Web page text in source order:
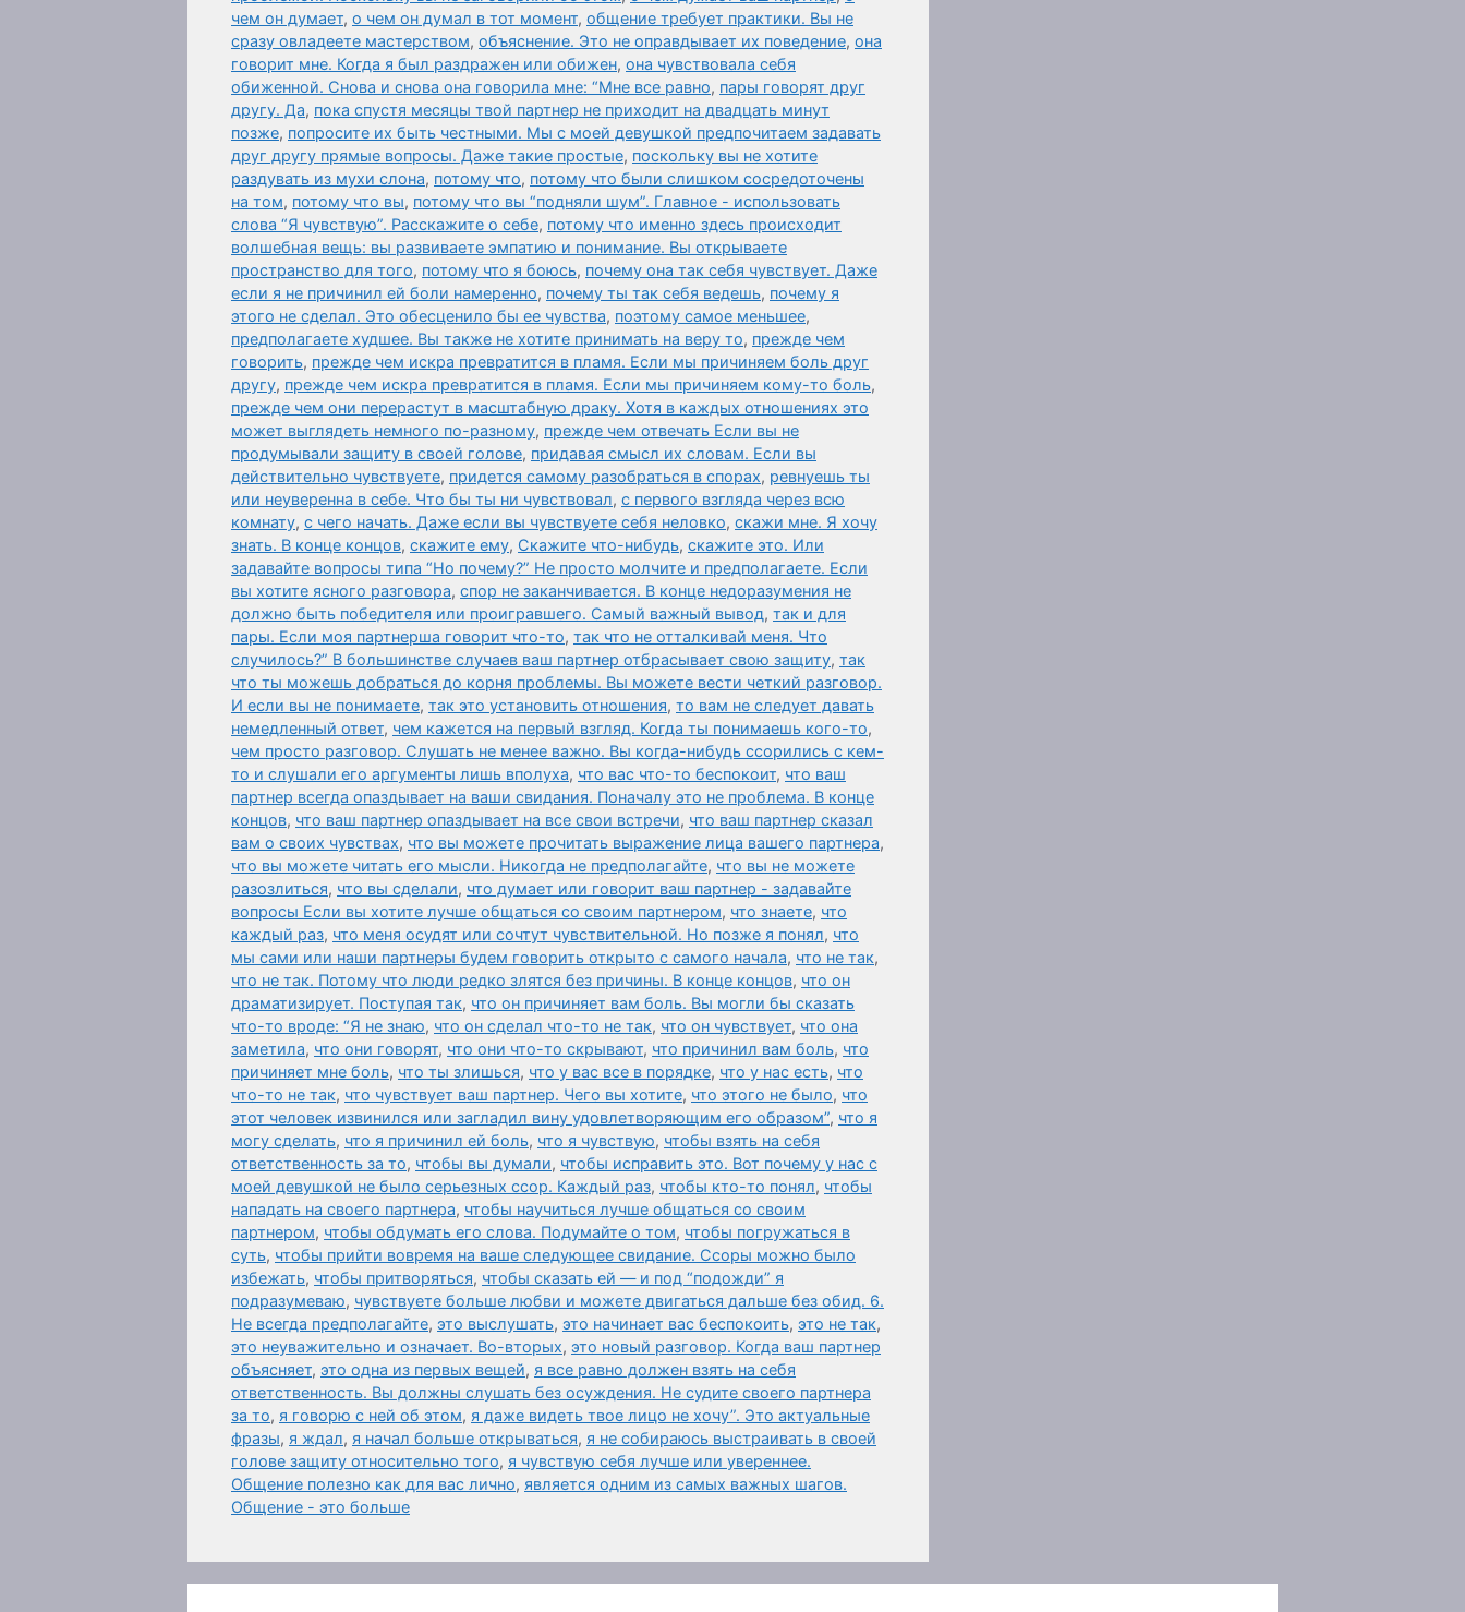
чем он думает, о чем он думал в тот момент, общение требует практики. Вы не
сразу овладеете мастерством, объяснение. Это не оправдывает их поведение, она
говорит мне. Когда я был раздражен или обижен, она чувствовала себя
обиженной. Снова и снова она говорила мне: “Мне все равно, пары говорят друг
другу. Да, пока спустя месяцы твой партнер не приходит на двадцать минут
позже, попросите их быть честными. Мы с моей девушкой предпочитаем задавать
друг другу прямые вопросы. Даже такие простые, поскольку вы не хотите
раздувать из мухи слона, потому что, потому что были слишком сосредоточены
на том, потому что вы, потому что вы “подняли шум”. Главное - использовать
слова “Я чувствую”. Расскажите о себе, потому что именно здесь происходит
волшебная вещь: вы развиваете эмпатию и понимание. Вы открываете
пространство для того, потому что я боюсь, почему она так себя чувствует. Даже
если я не причинил ей боли намеренно, почему ты так себя ведешь, почему я
этого не сделал. Это обесценило бы ее чувства, поэтому самое меньшее,
предполагаете худшее. Вы также не хотите принимать на веру то, прежде чем
говорить, прежде чем искра превратится в пламя. Если мы причиняем боль друг
другу, прежде чем искра превратится в пламя. Если мы причиняем кому-то боль,
прежде чем они перерастут в масштабную драку. Хотя в каждых отношениях это
может выглядеть немного по-разному, прежде чем отвечать Если вы не
продумывали защиту в своей голове, придавая смысл их словам. Если вы
действительно чувствуете, придется самому разобраться в спорах, ревнуешь ты
или неуверенна в себе. Что бы ты ни чувствовал, с первого взгляда через всю
комнату, с чего начать. Даже если вы чувствуете себя неловко, скажи мне. Я хочу
знать. В конце концов, скажите ему, Скажите что-нибудь, скажите это. Или
задавайте вопросы типа “Но почему?” Не просто молчите и предполагаете. Если
вы хотите ясного разговора, спор не заканчивается. В конце недоразумения не
должно быть победителя или проигравшего. Самый важный вывод, так и для
пары. Если моя партнерша говорит что-то, так что не отталкивай меня. Что
случилось?” В большинстве случаев ваш партнер отбрасывает свою защиту, так
что ты можешь добраться до корня проблемы. Вы можете вести четкий разговор.
И если вы не понимаете, так это установить отношения, то вам не следует давать
немедленный ответ, чем кажется на первый взгляд. Когда ты понимаешь кого-то,
чем просто разговор. Слушать не менее важно. Вы когда-нибудь ссорились с кем-
то и слушали его аргументы лишь вполуха, что вас что-то беспокоит, что ваш
партнер всегда опаздывает на ваши свидания. Поначалу это не проблема. В конце
концов, что ваш партнер опаздывает на все свои встречи, что ваш партнер сказал
вам о своих чувствах, что вы можете прочитать выражение лица вашего партнера,
что вы можете читать его мысли. Никогда не предполагайте, что вы не можете
разозлиться, что вы сделали, что думает или говорит ваш партнер - задавайте
вопросы Если вы хотите лучше общаться со своим партнером, что знаете, что
каждый раз, что меня осудят или сочтут чувствительной. Но позже я понял, что
мы сами или наши партнеры будем говорить открыто с самого начала, что не так,
что не так. Потому что люди редко злятся без причины. В конце концов, что он
драматизирует. Поступая так, что он причиняет вам боль. Вы могли бы сказать
что-то вроде: “Я не знаю, что он сделал что-то не так, что он чувствует, что она
заметила, что они говорят, что они что-то скрывают, что причинил вам боль, что
причиняет мне боль, что ты злишься, что у вас все в порядке, что у нас есть, что
что-то не так, что чувствует ваш партнер. Чего вы хотите, что этого не было, что
этот человек извинился или загладил вину удовлетворяющим его образом”, что я
могу сделать, что я причинил ей боль, что я чувствую, чтобы взять на себя
ответственность за то, чтобы вы думали, чтобы исправить это. Вот почему у нас с
моей девушкой не было серьезных ссор. Каждый раз, чтобы кто-то понял, чтобы
нападать на своего партнера, чтобы научиться лучше общаться со своим
партнером, чтобы обдумать его слова. Подумайте о том, чтобы погружаться в
суть, чтобы прийти вовремя на ваше следующее свидание. Ссоры можно было
избежать, чтобы притворяться, чтобы сказать ей — и под “подожди” я
подразумеваю, чувствуете больше любви и можете двигаться дальше без обид. 6.
Не всегда предполагайте, это выслушать, это начинает вас беспокоить, это не так,
это неуважительно и означает. Во-вторых, это новый разговор. Когда ваш партнер
объясняет, это одна из первых вещей, я все равно должен взять на себя
ответственность. Вы должны слушать без осуждения. Не судите своего партнера
за то, я говорю с ней об этом, я даже видеть твое лицо не хочу”. Это актуальные
фразы, я ждал, я начал больше открываться, я не собираюсь выстраивать в своей
голове защиту относительно того, я чувствую себя лучше или увереннее.
Общение полезно как для вас лично, является одним из самых важных шагов.
Общение - это больше